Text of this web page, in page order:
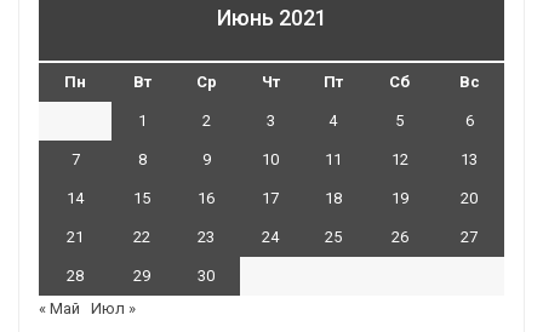
Июнь 2021
Пн Вт Ср Чт Пт Сб Вс
1 2 3 4 5 6
7 8 9 10 11 12 13
14 15 16 17 18 19 20
21 22 23 24 25 26 27
28 29
30
« Май
Июл »